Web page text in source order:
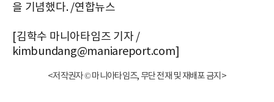
을 기념했다. /연합뉴스
[김학수 마니아타임즈 기자 /
kimbundang@maniareport.com]
<저작권자 © 마니아타임즈, 무단 전재 및 재배포 금지>